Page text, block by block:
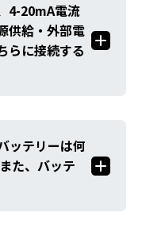
4-20mA電流
供給・外部電
らに接続する
ッテリーは何
た、バッテ